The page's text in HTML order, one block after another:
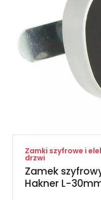
Zamki szyfrowe i
drzwi
Zamek
Hakner L-